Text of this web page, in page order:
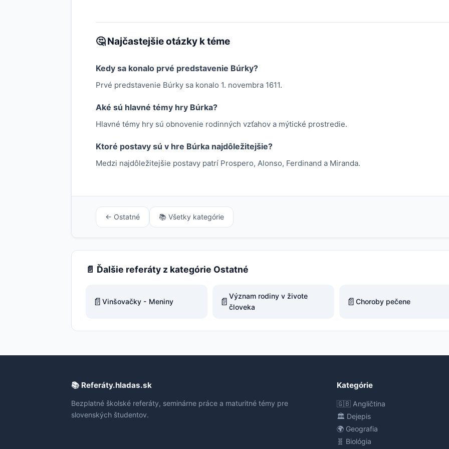
🤔 Najčastejšie otázky k téme
Kedy sa konalo prvé predstavenie Búrky?
Prvé predstavenie Búrky sa konalo 1. novembra 1611.
Aké sú hlavné témy hry Búrka?
Hlavné témy hry sú obnovenie rodinných vzťahov a mýtické prostredie.
Ktoré postavy sú v hre Búrka najdôležitejšie?
Medzi najdôležitejšie postavy patrí Prospero, Alonso, Ferdinand a Miranda.
← Ostatné 📚 Všetky kategórie
📄 Ďalšie referáty z kategórie Ostatné
📄 Vinšovačky - Meniny 📄 Význam rodiny v živote
človeka
📄 Choroby pečene
📚 Referáty.hladas.sk
Bezplatné školské referáty, seminárne práce a maturitné témy pre
slovenských študentov.
Kategórie
🇬🇧 Angličtina
🏛️ Dejepis
🌍 Geografia
🧬 Biológia